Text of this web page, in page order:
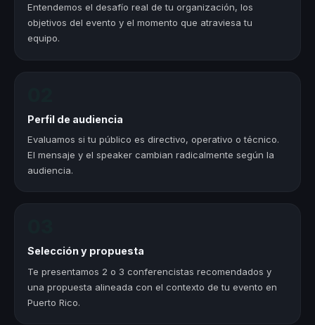
Entendemos el desafío real de tu organización, los
objetivos del evento y el momento que atraviesa tu
equipo.
Perfil de audiencia
Evaluamos si tu público es directivo, operativo o técnico.
El mensaje y el speaker cambian radicalmente según la
audiencia.
Selección y propuesta
Te presentamos 2 o 3 conferencistas recomendados y
una propuesta alineada con el contexto de tu evento en
Puerto Rico.